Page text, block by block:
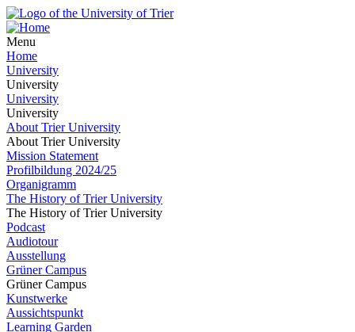
Menu
Home
University
University
University
University
About Trier University
About Trier University
Mission Statement
Profilbildung 2024/25
Organigramm
The History of Trier University
The History of Trier University
Podcast
Audiotour
Ausstellung
Grüner Campus
Grüner Campus
Kunstwerke
Aussichtspunkt
Learning Garden